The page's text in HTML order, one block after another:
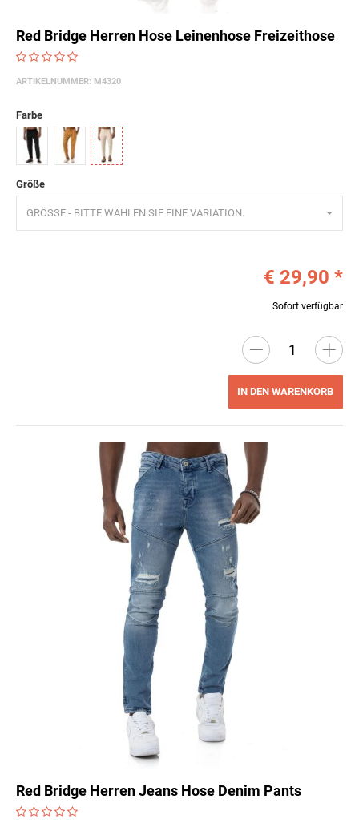
Red Bridge Herren Hose Leinenhose Freizeithose
ARTIKELNUMMER: M4320
Farbe
Schwarz
Größe
GRÖSSE - BITTE WÄHLEN SIE EINE VARIATION.
€ 29,90 *
Sofort verfügbar
IN DEN WARENKORB
Red Bridge Herren Jeans Hose Denim Pants